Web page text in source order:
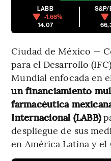
LABB
-1.68%
14.07
S&P/
Ciudad de México —
para el Desarrollo
Mundial enfocada en
un financiamiento
farmacéutica
Internacional (LABB)
despliegue de sus
en América Latina y el